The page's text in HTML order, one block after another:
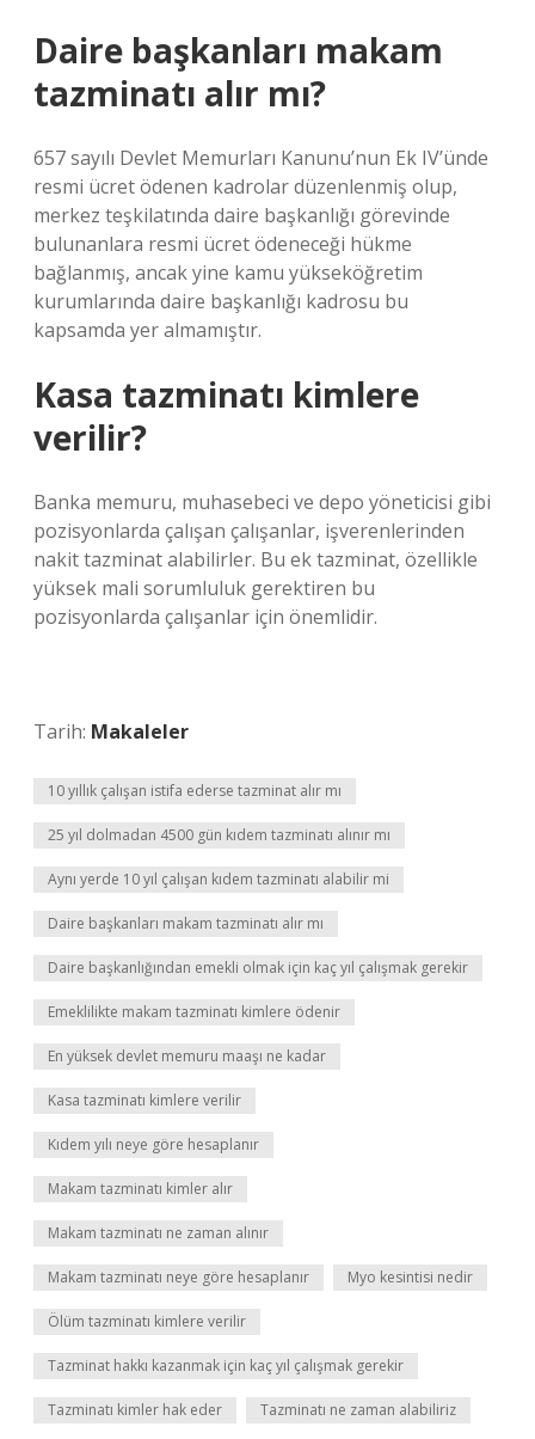
Daire başkanları makam
tazminatı alır mı?
657 sayılı Devlet Memurları Kanunu’nun Ek IV’ünde
resmi ücret ödenen kadrolar düzenlenmiş olup,
merkez teşkilatında daire başkanlığı görevinde
bulunanlara resmi ücret ödeneceği hükme
bağlanmış, ancak yine kamu yükseköğretim
kurumlarında daire başkanlığı kadrosu bu
kapsamda yer almamıştır.
Kasa tazminatı kimlere
verilir?
Banka memuru, muhasebeci ve depo yöneticisi gibi
pozisyonlarda çalışan çalışanlar, işverenlerinden
nakit tazminat alabilirler. Bu ek tazminat, özellikle
yüksek mali sorumluluk gerektiren bu
pozisyonlarda çalışanlar için önemlidir.
Tarih: Makaleler
10 yıllık çalışan istifa ederse tazminat alır mı
25 yıl dolmadan 4500 gün kıdem tazminatı alınır mı
Aynı yerde 10 yıl çalışan kıdem tazminatı alabilir mi
Daire başkanları makam tazminatı alır mı
Daire başkanlığından emekli olmak için kaç yıl çalışmak gerekir
Emeklilikte makam tazminatı kimlere ödenir
En yüksek devlet memuru maaşı ne kadar
Kasa tazminatı kimlere verilir
Kıdem yılı neye göre hesaplanır
Makam tazminatı kimler alır
Makam tazminatı ne zaman alınır
Makam tazminatı neye göre hesaplanır Myo kesintisi nedir
Ölüm tazminatı kimlere verilir
Tazminat hakkı kazanmak için kaç yıl çalışmak gerekir
Tazminatı kimler hak eder Tazminatı ne zaman alabiliriz